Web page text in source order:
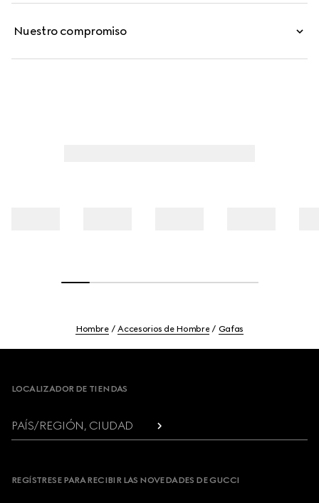
Nuestro compromiso
Hombre Accesorios de Hombre Gafas
LOCALIZADOR DE TIENDAS
PAÍS/REGIÓN, CIUDAD
REGÍSTRESE PARA RECIBIR LAS NOVEDADES DE GUCCI